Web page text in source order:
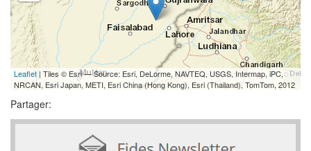
Leaflet | Tiles © Esri — Source: Esri, DeLorme, NAVTEQ, USGS, Intermap, iPC,
NRCAN, Esri Japan, METI, Esri China (Hong Kong), Esri (Thailand), TomTom, 2012
Partager: